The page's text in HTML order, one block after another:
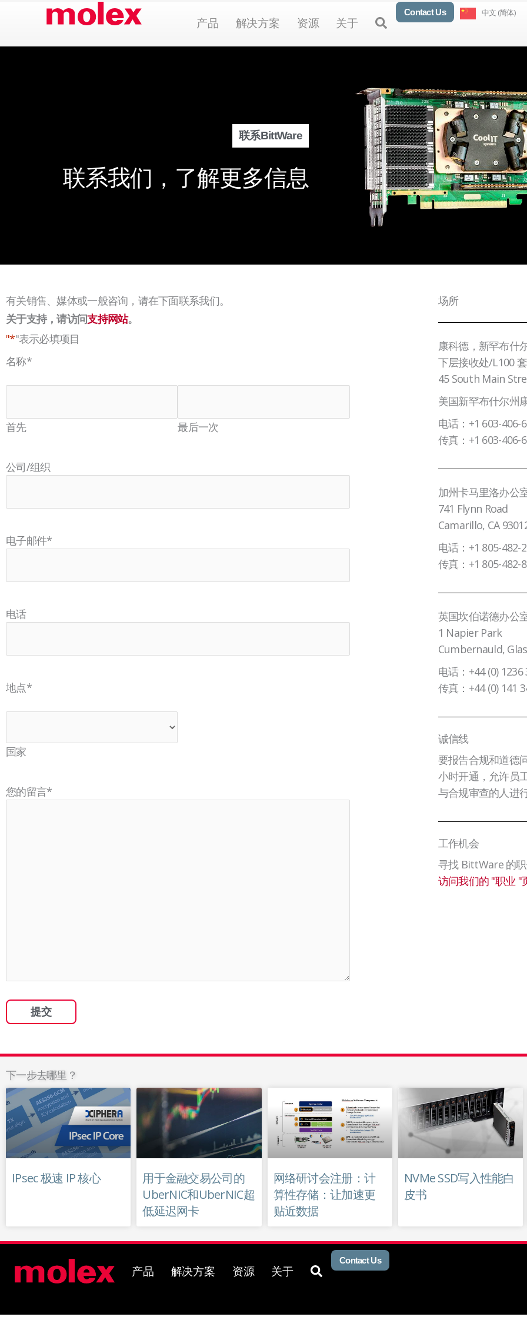
产品 Open Products
解决方案 Open Solutions
资源 Open Resources
关于 Open About
Open
Contact Us 中文 (简体)
联系BittWare
联系我们，了解更多信息
有关销售、媒体或一般咨询，请在下面联系我们。
关于支持，请访问支持网站。
"*"表示必填项目
名称*
首先 最后一次
公司/组织
电子邮件*
电话
地点*
国家
您的留言*
场所
康科德，新罕布什
下层接收处/L100
45 South Main
美国新罕布什尔州
电话：+1 603-406-
传真：+1 603-406-
加州卡马里洛办公
741 Flynn Road
Camarillo, CA
电话：+1 805-482-
传真：+1 805-482-
英国坎伯诺德办公
1 Napier Park
Cumbernauld,
电话：+44 (0) 1236
传真：+44 (0) 141
诚信线
要报告合规和道德
小时开通，允许员
与合规审查的人进
工作机会
寻找 BittWare 的职
访问我们的 "职业 "
下一步去哪里？
IPsec 极速 IP 核心
用于金融交易公司的
UberNIC和UberNIC超
低延迟网卡
网络研讨会注册：计
算性存储：让加速更
贴近数据
NVMe SSD写入性能白
皮书
产品 Open Products
解决方案 Open Solutions
资源 Open Resources
关于 Open About
Open
Contact Us